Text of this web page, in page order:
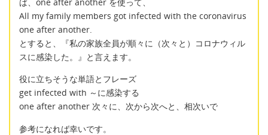
All my family members got infected with the coronavirus
one after another.
とすると、『私の家族全員が順々に（次々と）コロナウィル
スに感染した。』と言えます。
役に立ちそうな単語とフレーズ
get infected with ～に感染する
one after another 次々に、次から次へと、相次いで
参考になれば幸いです。